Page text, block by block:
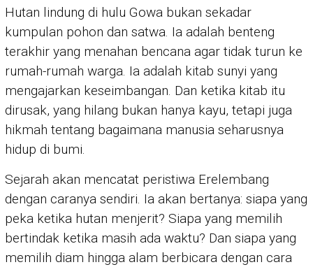
Hutan lindung di hulu Gowa bukan sekadar
kumpulan pohon dan satwa. Ia adalah benteng
terakhir yang menahan bencana agar tidak turun ke
rumah-rumah warga. Ia adalah kitab sunyi yang
mengajarkan keseimbangan. Dan ketika kitab itu
dirusak, yang hilang bukan hanya kayu, tetapi juga
hikmah tentang bagaimana manusia seharusnya
hidup di bumi.
Sejarah akan mencatat peristiwa Erelembang
dengan caranya sendiri. Ia akan bertanya: siapa yang
peka ketika hutan menjerit? Siapa yang memilih
bertindak ketika masih ada waktu? Dan siapa yang
memilih diam hingga alam berbicara dengan cara